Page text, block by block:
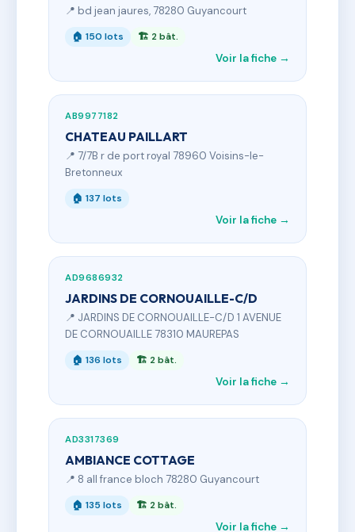
📍 bd jean jaures, 78280 Guyancourt
🏠 150 lots 🏗 2 bât.
Voir la fiche →
AB9977182
CHATEAU PAILLART
📍 7/7B r de port royal 78960 Voisins-le-
Bretonneux
🏠 137 lots
Voir la fiche →
AD9686932
JARDINS DE CORNOUAILLE-C/D
📍 JARDINS DE CORNOUAILLE-C/D 1 AVENUE
DE CORNOUAILLE 78310 MAUREPAS
🏠 136 lots 🏗 2 bât.
Voir la fiche →
AD3317369
AMBIANCE COTTAGE
📍 8 all france bloch 78280 Guyancourt
🏠 135 lots 🏗 2 bât.
Voir la fiche →